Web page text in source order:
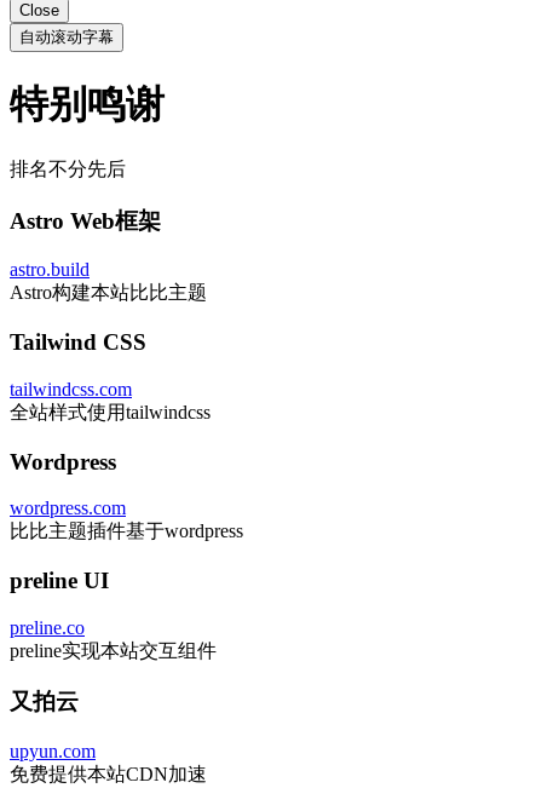
Close
自动滚动字幕
特别鸣谢
排名不分先后
Astro Web框架
astro.build
Astro构建本站比比主题
Tailwind CSS
tailwindcss.com
全站样式使用tailwindcss
Wordpress
wordpress.com
比比主题插件基于wordpress
preline UI
preline.co
preline实现本站交互组件
又拍云
upyun.com
免费提供本站CDN加速